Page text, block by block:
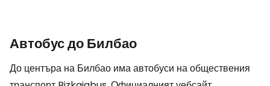
Автобус до Билбао
До центъра на Билбао има автобуси на обществения